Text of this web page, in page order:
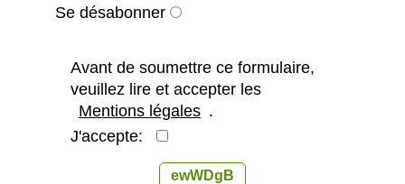
Se désabonner
Avant de soumettre ce formulaire,
veuillez lire et accepter les
Mentions légales .
J'accepte:
ewWDgB